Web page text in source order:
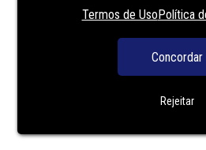
Termos de UsoPolítica
Concordar
Rejeitar